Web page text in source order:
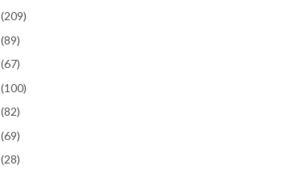
(209)
(89)
(67)
(100)
(82)
(69)
(28)